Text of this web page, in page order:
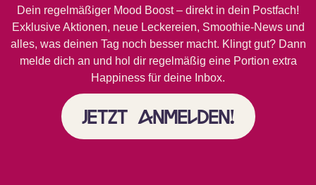
Dein regelmäßiger Mood Boost – direkt in dein Postfach!
Exklusive Aktionen, neue Leckereien, Smoothie-News und
alles, was deinen Tag noch besser macht. Klingt gut? Dann
melde dich an und hol dir regelmäßig eine Portion extra
Happiness für deine Inbox.
Jetzt anmelden!